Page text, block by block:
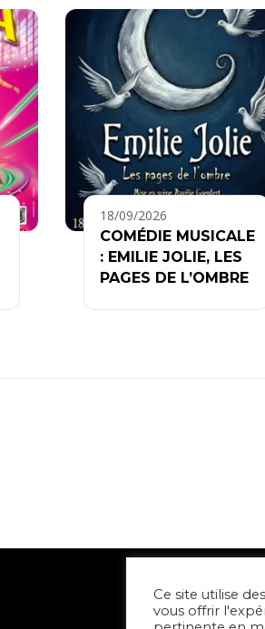
18/09/2026
COMÉDIE MUSICALE
: EMILIE JOLIE, LES
PAGES DE L’OMBRE
Ce site utilise
vous offrir